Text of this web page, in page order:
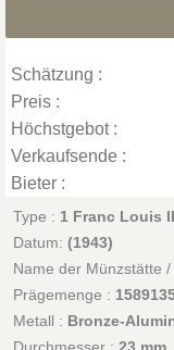
Schätzung :
Preis :
Höchstgebot :
Verkaufsende :
Bieter :
Type : 1 Franc Louis II
Datum: (1943)
Name der Münzstätte /
Prägemenge :
Metall : Bronze-